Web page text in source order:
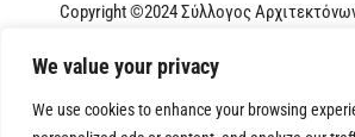
We value your privacy
We use cookies to enhance your browsing
Copyright ©2024 Σύλλογος
Privacy Policy